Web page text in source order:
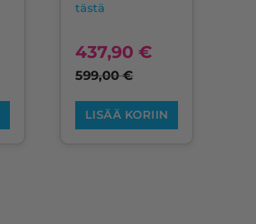
tästä
437,90€
599,00€
LISÄÄ KORIIN